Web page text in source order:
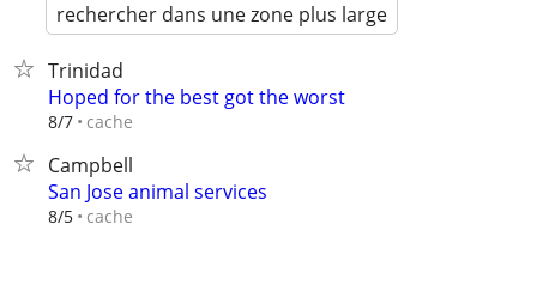
rechercher dans une zone plus large
Trinidad
Hoped for the best got the worst
8/7 cache
Campbell
San Jose animal services
8/5 cache